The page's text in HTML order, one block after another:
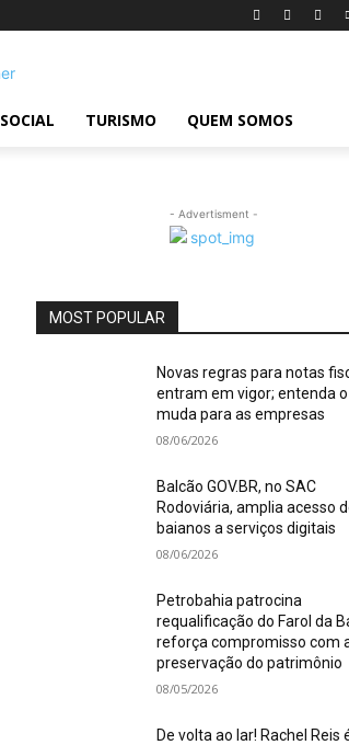
SOCIAL TURISMO QUEM SOMOS
- Advertisment -
MOST POPULAR
Novas regras para notas
entram em vigor; entenda
muda para as empresas
08/06/2026
Balcão GOV.BR, no SAC
Rodoviária, amplia acesso
baianos a serviços digitais
08/06/2026
Petrobahia patrocina
requalificação do Farol da
reforça compromisso com
preservação do patrimônio
08/05/2026
De volta ao lar! Rachel Reis